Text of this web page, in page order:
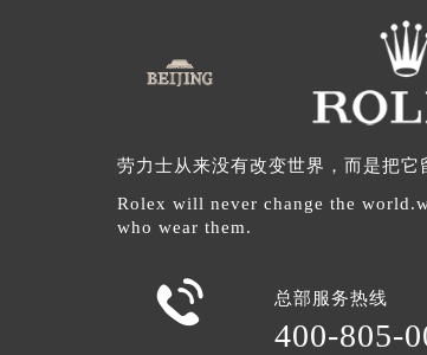
劳力士从来没有改变世界，而是把它
Rolex will never change the
who wear them.
 总部服务热线
400-805-